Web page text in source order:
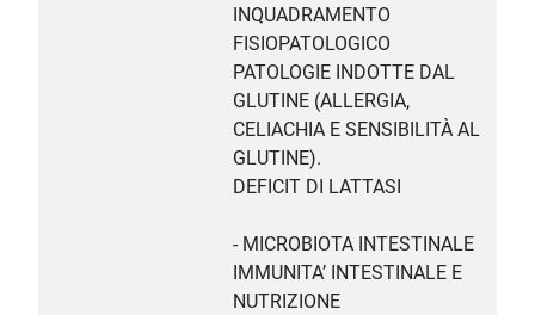
INQUADRAMENTO
FISIOPATOLOGICO
PATOLOGIE INDOTTE DAL
GLUTINE (ALLERGIA,
CELIACHIA E SENSIBILITÀ AL
GLUTINE).
DEFICIT DI LATTASI
- MICROBIOTA INTESTINALE
IMMUNITA’ INTESTINALE E
NUTRIZIONE